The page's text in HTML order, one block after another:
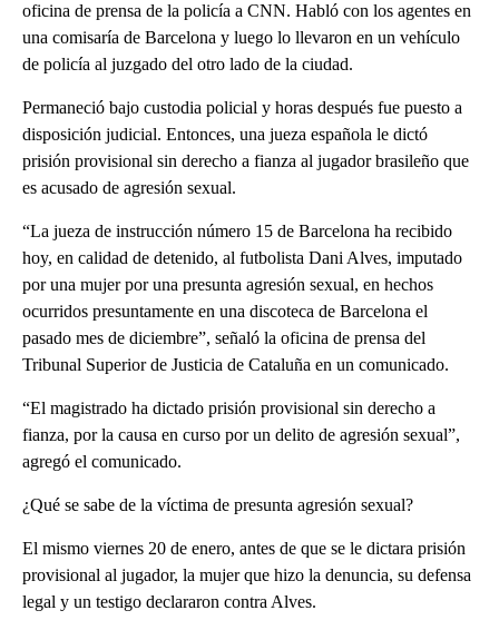
oficina de prensa de la policía a CNN. Habló con los agentes en
una comisaría de Barcelona y luego lo llevaron en un vehículo
de policía al juzgado del otro lado de la ciudad.
Permaneció bajo custodia policial y horas después fue puesto a
disposición judicial. Entonces, una jueza española le dictó
prisión provisional sin derecho a fianza al jugador brasileño que
es acusado de agresión sexual.
“La jueza de instrucción número 15 de Barcelona ha recibido
hoy, en calidad de detenido, al futbolista Dani Alves, imputado
por una mujer por una presunta agresión sexual, en hechos
ocurridos presuntamente en una discoteca de Barcelona el
pasado mes de diciembre”, señaló la oficina de prensa del
Tribunal Superior de Justicia de Cataluña en un comunicado.
“El magistrado ha dictado prisión provisional sin derecho a
fianza, por la causa en curso por un delito de agresión sexual”,
agregó el comunicado.
¿Qué se sabe de la víctima de presunta agresión sexual?
El mismo viernes 20 de enero, antes de que se le dictara prisión
provisional al jugador, la mujer que hizo la denuncia, su defensa
legal y un testigo declararon contra Alves.